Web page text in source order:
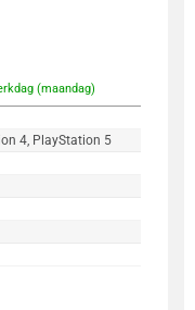
(maandag)
4, PlayStation 5